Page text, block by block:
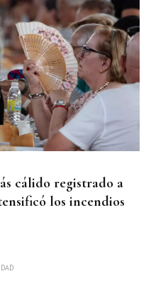
cálido registrado a
los incendios